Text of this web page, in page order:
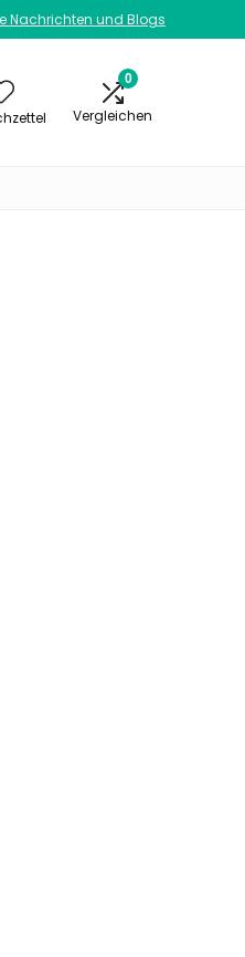
Nachrichten und Blogs
0
Vergleichen